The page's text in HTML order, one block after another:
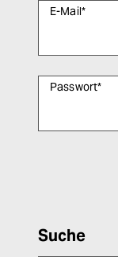
E-Mail*
Passwort*
Suche